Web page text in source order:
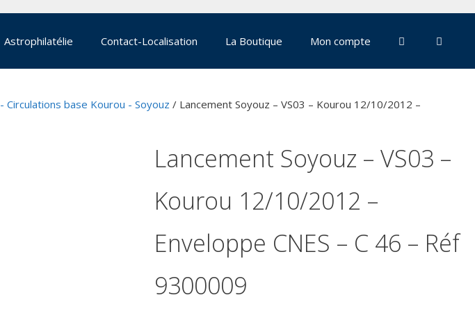
Astrophilatélie Contact-Localisation La Boutique Mon compte
- Circulations base Kourou - Soyouz / Lancement Soyouz – VS03 – Kourou 12/10/2012 –
Lancement Soyouz – VS03 –
Kourou 12/10/2012 –
Enveloppe CNES – C 46 – Réf
9300009